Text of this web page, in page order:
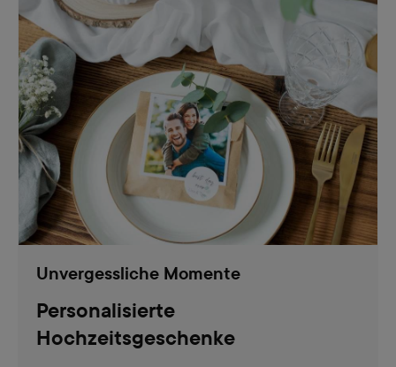
Unvergessliche Momente
Personalisierte
Hochzeitsgeschenke